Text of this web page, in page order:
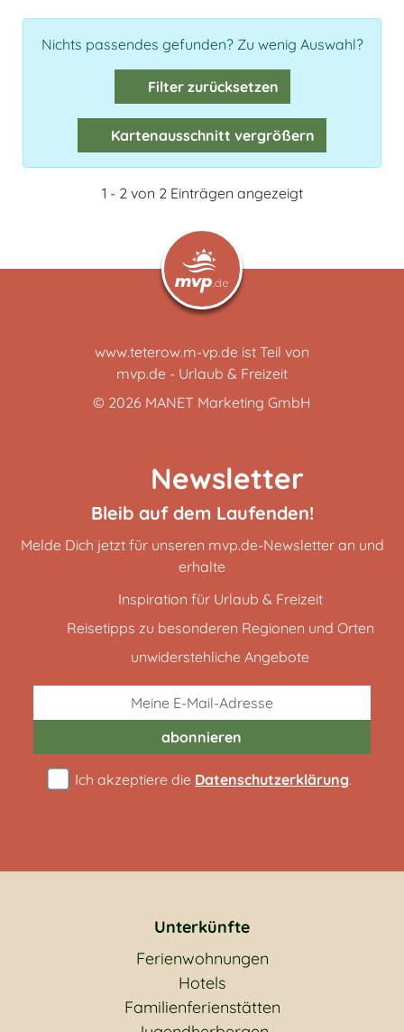
Nichts passendes gefunden? Zu wenig Auswahl?
Filter zurücksetzen
Kartenausschnitt vergrößern
1 - 2 von 2 Einträgen angezeigt
www.teterow.m-vp.de ist Teil von
mvp.de - Urlaub & Freizeit
© 2026 MANET Marketing GmbH
Newsletter
Bleib auf dem Laufenden!
Melde Dich jetzt für unseren mvp.de-Newsletter an und
erhalte
Inspiration für Urlaub & Freizeit
Reisetipps zu besonderen Regionen und Orten
unwiderstehliche Angebote
abonnieren
Ich akzeptiere die Datenschutzerklärung.
Unterkünfte
Ferienwohnungen
Hotels
Familienferienstätten